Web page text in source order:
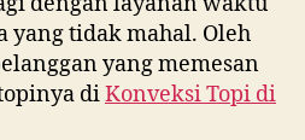
yang tidak mahal. Oleh
yang memesan
diKonveksi Topi di